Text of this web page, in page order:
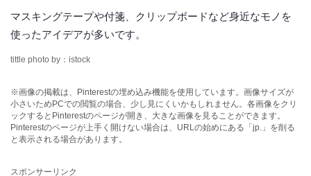
マスキングテープや付箋、クリップボードなど身近なモノを
使ったアイデアが多いです。
tittle photo by：istock
※画像の掲載は、Pinterestの埋め込み機能を使用しています。画像サイズが
小さいためPCでの閲覧の場合、少し見にくいかもしれません。各画像をクリ
ックするとPinterestのページが開き、大きな画像を見ることができます。
Pinterestのページが上手く開けない場合は、URLの始めにある「jp.」を削る
と表示される場合があります。
スポンサーリンク